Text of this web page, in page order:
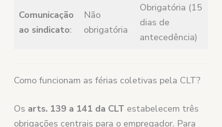
Comunicação
ao sindicato:
Não
obrigatória
Obrigatória (15
dias de
antecedência)
Como funcionam as férias coletivas pela CLT?
Os arts. 139 a 141 da CLT estabelecem três
obrigações centrais para o empregador. Para